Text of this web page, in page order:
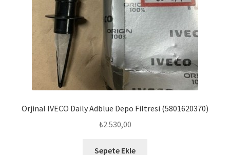
Orjinal IVECO Daily Adblue Depo Filtresi (5801620370)
₺2.530,00
Sepete Ekle